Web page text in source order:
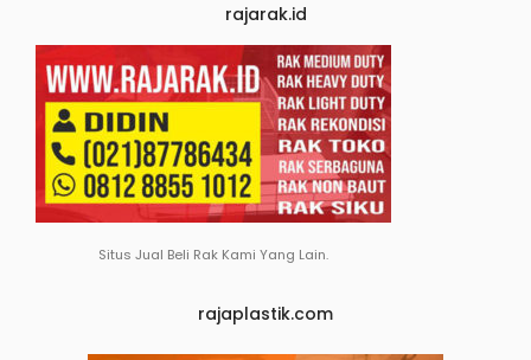
rajarak.id
Situs Jual Beli Rak Kami Yang Lain.
rajaplastik.com